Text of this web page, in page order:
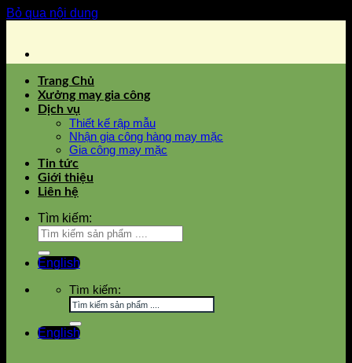
Bỏ qua nội dung
Trang Chủ
Xưởng may gia công
Dịch vụ
Thiết kế rập mẫu
Nhận gia công hàng may mặc
Gia công may mặc
Tin tức
Giới thiệu
Liên hệ
Tìm kiếm:
English
Tìm kiếm:
English